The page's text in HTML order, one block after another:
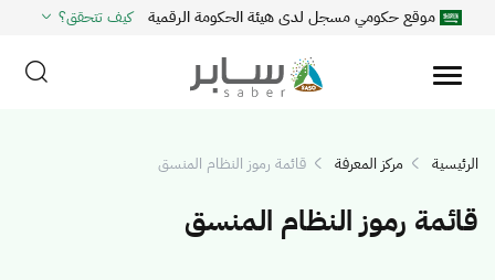
موقع حكومي مسجل لدى هيئة الحكومة الرقمية كيف تتحقق؟
الرئيسية مركز المعرفة قائمة رموز النظام المنسق
قائمة رموز النظام المنسق